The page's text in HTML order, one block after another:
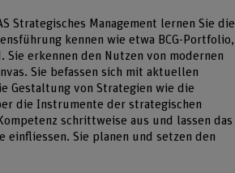
Strategisches Management lernen Sie die
kennen wie etwa BCG-Portfolio,
Sie erkennen den Nutzen von modernen
Sie befassen sich mit aktuellen
Gestaltung von Strategien wie die
die Instrumente der strategischen
schrittweise aus und lassen das
einfliessen. Sie planen und setzen den